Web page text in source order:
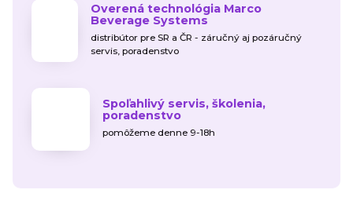
Overená technológia Marco
Beverage Systems
distribútor pre SR a ČR - záručný aj pozáručný
servis, poradenstvo
Spoľahlivý servis, školenia,
poradenstvo
pomôžeme denne 9-18h